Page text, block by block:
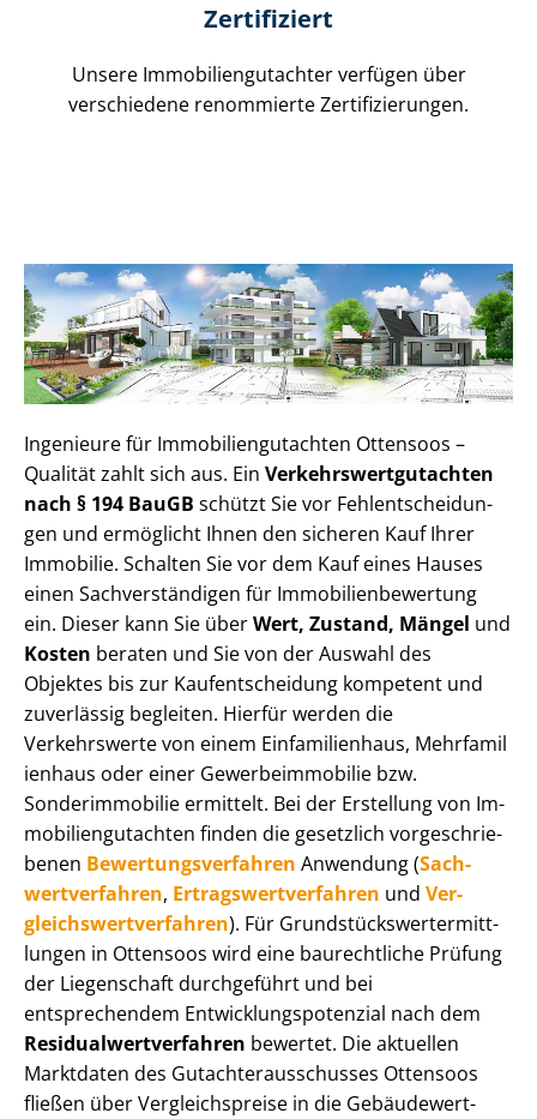
Zertifiziert
Unsere Immobilien­gutachter verfügen über
verschiedene renommierte Zer­ti­fi­zie­run­gen.
Ingenieure für Im­mo­bi­li­en­gut­ach­ten Ottensoos –
Qualität zahlt sich aus. Ein Ver­kehrs­wert­gut­ach­ten
nach § 194 BauGB schützt Sie vor Fehl­ent­schei­dun­
gen und ermöglicht Ihnen den sicheren Kauf Ihrer
Immobilie. Schalten Sie vor dem Kauf eines Hauses
einen Sach­ver­stän­di­gen für Im­mo­bi­li­en­be­wer­tung
ein. Dieser kann Sie überWert, Zustand, Mängel und
Kosten beraten und Sie von der Auswahl des
Objektes bis zur Kauf­ent­schei­dung kompetent und
zuverlässig begleiten. Hierfür werden die
Verkehrswerte von einem Einfamilienhaus, Mehr­fa­mi­l
i­en­haus oder einer Ge­wer­be­im­mo­bi­lie bzw.
Sonderimmobilie ermittelt. Bei der Erstellung von Im­
mo­bi­li­en­gut­ach­ten finden die gesetzlich vor­ge­schrie­
be­nen Be­wer­tungs­ver­fah­ren Anwendung (Sach­
wert­ver­fah­ren, Er­trags­wert­ver­fah­ren und Ver­
gleichs­wert­ver­fah­ren). Für Grund­stücks­wert­ermitt­
lun­gen in Ottensoos wird eine baurechtliche Prüfung
der Liegenschaft durchgeführt und bei
entsprechendem Ent­wick­lungs­po­ten­zi­al nach dem
Re­si­du­al­wert­ver­fah­ren bewertet. Die aktuellen
Marktdaten des Gut­ach­ter­aus­schus­ses Ottensoos
fließen über Ver­gleichs­prei­se in die Ge­bäu­de­wert­